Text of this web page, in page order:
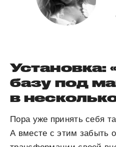
Установка:
базу под
в
Пора уже принять себя
А вместе с этим забыть